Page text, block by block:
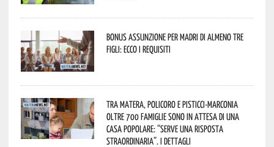
Bonus assunzione per madri di almeno tre
figli: ecco i requisiti
Tra Matera, Policoro e Pisticci-Marconia
oltre 700 famiglie sono in attesa di una
casa popolare: “serve una risposta
straordinaria”. I dettagli